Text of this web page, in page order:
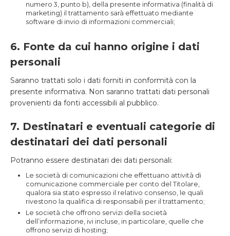
numero 3, punto b), della presente informativa (finalità di
marketing) il trattamento sarà effettuato mediante
software di invio di informazioni commerciali;
6. Fonte da cui hanno origine i dati
personali
Saranno trattati solo i dati forniti in conformità con la
presente informativa. Non saranno trattati dati personali
provenienti da fonti accessibili al pubblico.
7. Destinatari e eventuali categorie di
destinatari dei dati personali
Potranno essere destinatari dei dati personali:
Le società di comunicazioni che effettuano attività di
comunicazione commerciale per conto del Titolare,
qualora sia stato espresso il relativo consenso, le quali
rivestono la qualifica di responsabili per il trattamento;
Le società che offrono servizi della società
dell’informazione, ivi incluse, in particolare, quelle che
offrono servizi di hosting;